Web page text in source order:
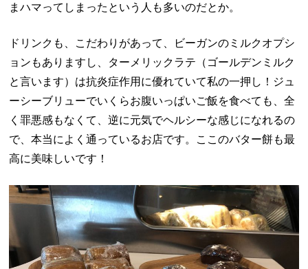
まハマってしまったという人も多いのだとか。
ドリンクも、こだわりがあって、ビーガンのミルクオプシ
ョンもありますし、ターメリックラテ（ゴールデンミルク
と言います）は抗炎症作用に優れていて私の一押し！ジュ
ーシーブリューでいくらお腹いっぱいご飯を食べても、全
く罪悪感もなくて、逆に元気でヘルシーな感じになれるの
で、本当によく通っているお店です。ここのバター餅も最
高に美味しいです！